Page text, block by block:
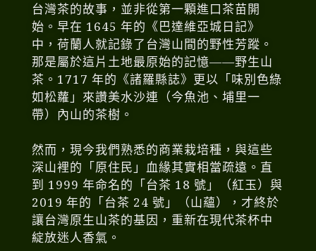
台灣茶的故事，並非從第一顆進口茶苗開
始。早在 1645 年的《巴達維亞城日記》
中，荷蘭人就記錄了台灣山間的野性芳蹤。
那是屬於這片土地最原始的記憶——野生山
茶。1717 年的《諸羅縣誌》更以「味別色綠
如松蘿」來讚美水沙連（今魚池、埔里一
帶）內山的茶樹。
然而，現今我們熟悉的商業栽培種，與這些
深山裡的「原住民」血緣其實相當疏遠。直
到 1999 年命名的「台茶 18 號」（紅玉）與
2019 年的「台茶 24 號」（山蘊），才終於
讓台灣原生山茶的基因，重新在現代茶杯中
綻放迷人香氣。